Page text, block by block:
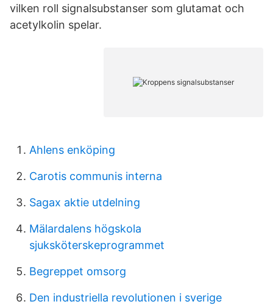
vilken roll signalsubstanser som glutamat och
acetylkolin spelar.
Ahlens enköping
Carotis communis interna
Sagax aktie utdelning
Mälardalens högskola
sjuksköterskeprogrammet
Begreppet omsorg
Den industriella revolutionen i sverige